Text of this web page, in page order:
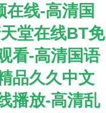
在线-高清国
堂在线BT免
看-高清国语
品久久中文
播放-高清乱